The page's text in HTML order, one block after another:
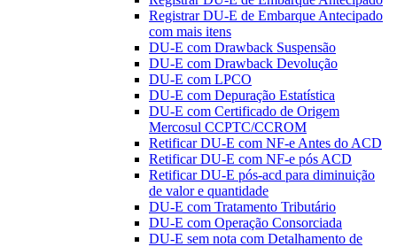
Registrar DU-E de Embarque Antecipado
com mais itens
DU-E com Drawback Suspensão
DU-E com Drawback Devolução
DU-E com LPCO
DU-E com Depuração Estatística
DU-E com Certificado de Origem
Mercosul CCPTC/CCROM
Retificar DU-E com NF-e Antes do ACD
Retificar DU-E com NF-e pós ACD
Retificar DU-E pós-acd para diminuição
de valor e quantidade
DU-E com Tratamento Tributário
DU-E com Operação Consorciada
DU-E sem nota com Detalhamento de